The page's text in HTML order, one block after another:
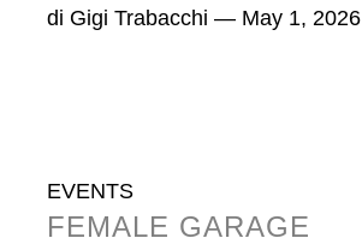
di Gigi Trabacchi — May 1, 2026
EVENTS
FEMALE GARAGE